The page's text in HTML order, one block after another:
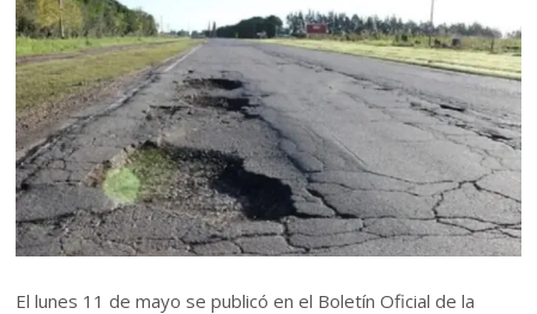
El lunes 11 de mayo se publicó en el Boletín Oficial de la